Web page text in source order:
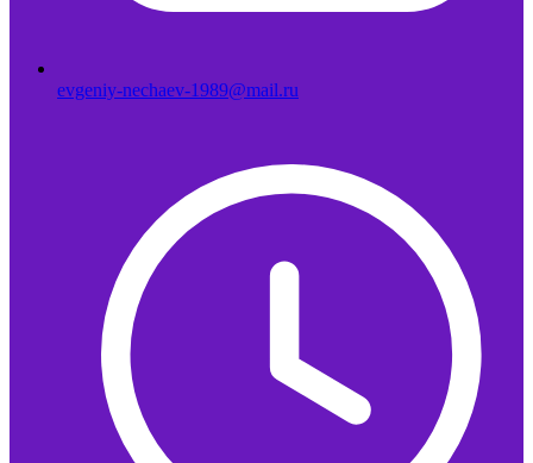
evgeniy-nechaev-1989@mail.ru